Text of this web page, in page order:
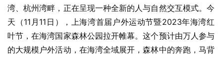
湾、杭州湾畔，正在呈现一种全新的人与自然交互模式。今
天（11月11日），上海湾首届户外运动节暨2023年海湾红
叶节，在海湾国家森林公园拉开帷幕。这个预计由万人参与
的大规模户外活动，在海湾全域展开，森林中的奔跑，马背